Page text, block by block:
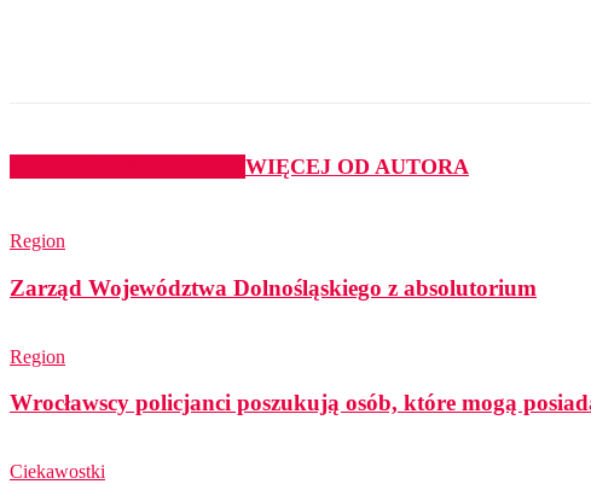
WIĘCEJ OD AUTORA
Region
Zarząd Województwa Dolnośląskiego z absolutorium
Region
Wrocławscy policjanci poszukują osób, które mogą
Ciekawostki